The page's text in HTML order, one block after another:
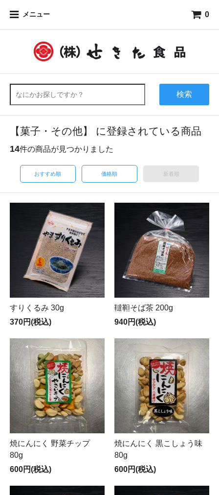
メニュー 0
検索
【菓子・その他】 に登録されている商品
14件の商品が見つかりました
おすすめ順 価格順 新着順
すりくるみ 30g
370円(税込)
韃靼そば茶 200g
940円(税込)
焼にんにく 野菜チップ
80g
600円(税込)
焼にんにく 黒こしょう味
80g
600円(税込)